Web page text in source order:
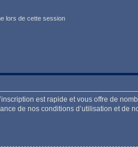
lors de cette session
est rapide et vous offre de
de nos conditions d’utilisation et